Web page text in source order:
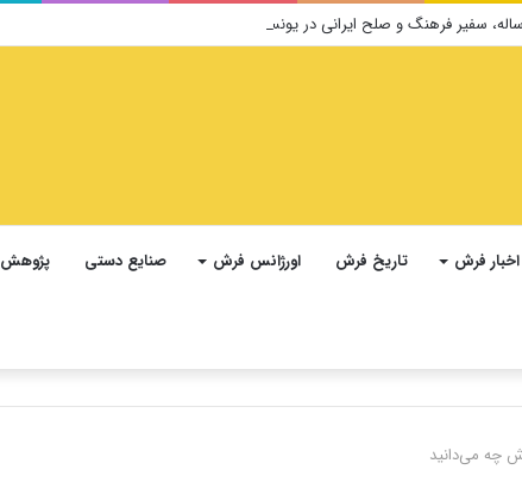
اخبار فرش تاریخ فرش اورژانس فرش صنایع دستی پژوهش
چه می‌دانید